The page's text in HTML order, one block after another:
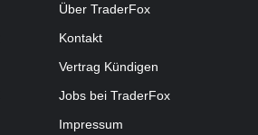
Über TraderFox
Kontakt
Vertrag Kündigen
Jobs bei TraderFox
Impressum